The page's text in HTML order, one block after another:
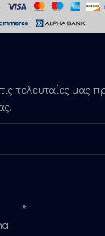
τελευταίες μας